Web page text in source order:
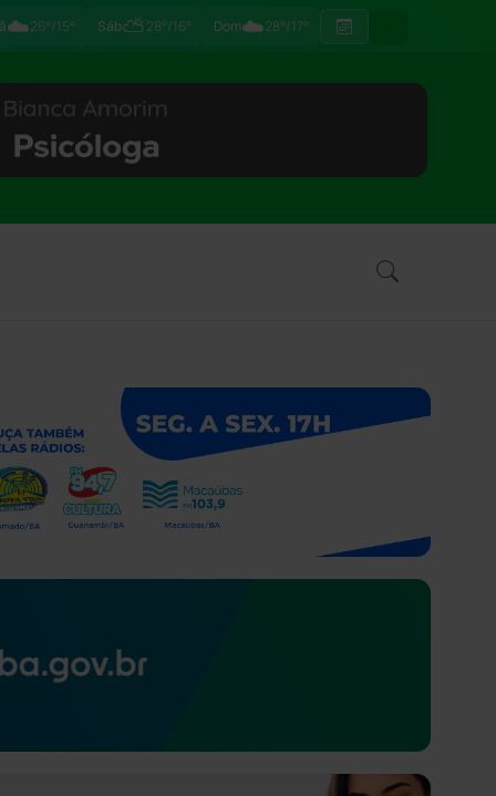
☁️26°/15° Sáb⛅28°/16° Dom☁️28°/17°